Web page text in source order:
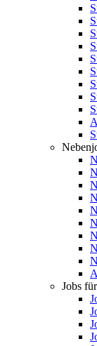
Jobs